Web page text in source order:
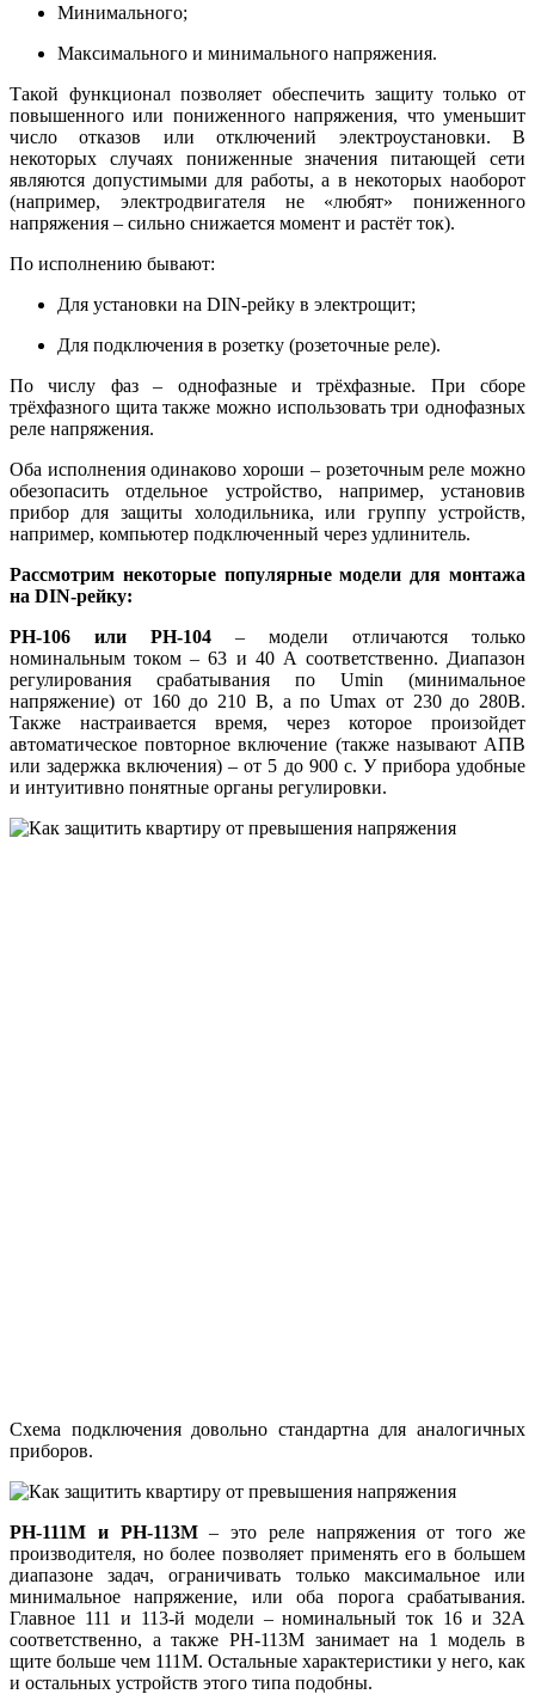
Минимального;
Максимального и минимального напряжения.
Такой функционал позволяет обеспечить защиту только от
повышенного или пониженного напряжения, что уменьшит
число отказов или отключений электроустановки. В
некоторых случаях пониженные значения питающей сети
являются допустимыми для работы, а в некоторых наоборот
(например, электродвигателя не «любят» пониженного
напряжения – сильно снижается момент и растёт ток).
По исполнению бывают:
Для установки на DIN-рейку в электрощит;
Для подключения в розетку (розеточные реле).
По числу фаз – однофазные и трёхфазные. При сборе
трёхфазного щита также можно использовать три однофазных
реле напряжения.
Оба исполнения одинаково хороши – розеточным реле можно
обезопасить отдельное устройство, например, установив
прибор для защиты холодильника, или группу устройств,
например, компьютер подключенный через удлинитель.
Рассмотрим некоторые популярные модели для монтажа
на DIN-рейку:
РН-106 или РН-104 – модели отличаются только
номинальным током – 63 и 40 А соответственно. Диапазон
регулирования срабатывания по Umin (минимальное
напряжение) от 160 до 210 В, а по Umах от 230 до 280В.
Также настраивается время, через которое произойдет
автоматическое повторное включение (также называют АПВ
или задержка включения) – от 5 до 900 с. У прибора удобные
и интуитивно понятные органы регулировки.
Схема подключения довольно стандартна для аналогичных
приборов.
РН-111М и РН-113М– это реле напряжения от того же
производителя, но более позволяет применять его в большем
диапазоне задач, ограничивать только максимальное или
минимальное напряжение, или оба порога срабатывания.
Главное 111 и 113-й модели – номинальный ток 16 и 32А
соответственно, а также РН-113М занимает на 1 модель в
щите больше чем 111М. Остальные характеристики у него, как
и остальных устройств этого типа подобны.